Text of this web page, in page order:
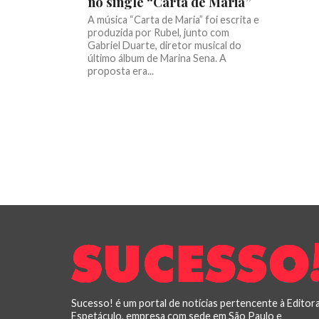
A música “Carta de Maria” foi escrita e
produzida por Rubel, junto com
Gabriel Duarte, diretor musical do
último álbum de Marina Sena. A
proposta era...
Sucesso! é um portal de notícias pertencente à
Espetáculo, empresa com sede em São Paulo e